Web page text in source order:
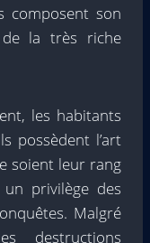
composent son
de la très riche
les habitants
possèdent l’art
soient leur rang
privilège des
Malgré
destructions